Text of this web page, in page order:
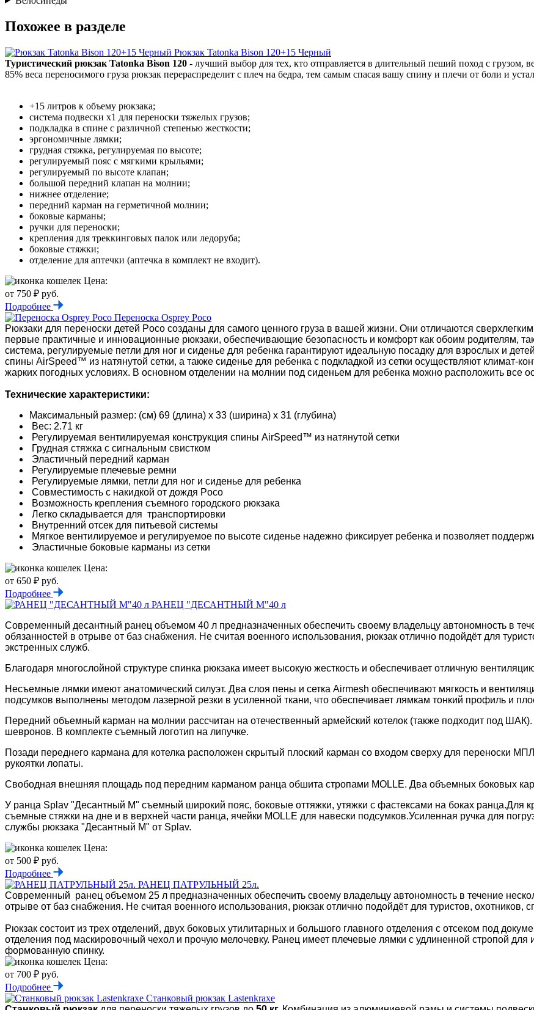
Похожее в разделе
Рюкзак Tatonka Bison 120+15 Черный
Туристический рюкзак Tatonka Bison 120 - лучший выбор для тех, кто отправляется в длительный пеший поход c грузом,
85% веса переносимого груза рюкзак перераспределит с плеч на бедра, тем самым спасая вашу спину и плечи от боли и
+15 литров к объему рюкзака;
система подвески х1 для переноски тяжелых грузов;
подкладка в спине с различной степенью жесткости;
эргономичные лямки;
грудная стяжка, регулируемая по высоте;
регулируемый пояс с мягкими крыльями;
регулируемый по высоте клапан;
большой передний клапан на молнии;
нижнее отделение;
передний карман на герметичной молнии;
боковые карманы;
ручки для переноски;
крепления для треккинговых палок или ледоруба;
боковые стяжки;
отделение для аптечки (аптечка в комплект не входит).
Цена:
от 750 ₽ руб.
Подробнее
Переноска Osprey Poco
Рюкзаки для переноски детей Poco созданы для самого ценного груза в вашей жизни. Они отличаются
первые практичные и инновационные рюкзаки, обеспечивающие безопасность и комфорт как обоим родителям,
система, регулируемые петли для ног и сиденье для ребенка гарантируют идеальную посадку для взрослых и
спины AirSpeed™ из натянутой сетки, а также сиденье для ребенка с подкладкой из сетки осуществляют климат-
жарких погодных условиях. В основном отделении на молнии под сиденьем для ребенка можно расположить все
Технические характеристики:
Максимальный размер: (см) 69 (длина) x 33 (ширина) x 31 (глубина)
Вес: 2.71 кг
Регулируемая вентилируемая конструкция спины AirSpeed™ из натянутой сетки
Грудная стяжка с сигнальным свистком
Эластичный передний карман
Регулируемые плечевые ремни
Регулируемые лямки, петли для ног и сиденье для ребенка
Совместимость с накидкой от дождя Poco
Возможность крепления съемного городского рюкзака
Легко складывается для транспортировки
Внутренний отсек для питьевой системы
Мягкое вентилируемое и регулируемое по высоте сиденье надежно фиксирует ребенка и позволяет
Эластичные боковые карманы из сетки
Цена:
от 650 ₽ руб.
Подробнее
РАНЕЦ "ДЕСАНТНЫЙ М"40 л
Современный десантный ранец объемом 40 л предназначенных обеспечить своему владельцу автономность в
обязанностей в отрыве от баз снабжения. Не считая военного использования, рюкзак отлично подойдёт для
экстренных служб.
Благодаря многослойной структуре спинка рюкзака имеет высокую жесткость и обеспечивает отличную
Несъемные лямки имеют анатомический силуэт. Два слоя пены и сетка Airmesh обеспечивают мягкость и
подсумков выполнены методом лазерной резки в усиленной ткани, что обеспечивает лямкам тонкий профиль и
Передний объемный карман на молнии рассчитан на отечественный армейский котелок (также подходит под
шевронов. В комплекте съемный логотип на липучке.
Позади переднего кармана для котелка расположен скрытый плоский карман со входом сверху для переноски
рукоятки лопаты.
Свободная внешняя площадь под передним карманом ранца обшита стропами MOLLE. Два объемных боковых
У ранца Splav "Десантный М" съемный широкий пояс, боковые оттяжки, утяжки с фастексами на боках ранца.Для
съемные стяжки на дне и в верхней части ранца, ячейки MOLLE для навески подсумков.Усиленная ручка для
службы рюкзака "Десантный М" от Splav.
Цена:
от 500 ₽ руб.
Подробнее
РАНЕЦ ПАТРУЛЬНЫЙ 25л.
Современный ранец объемом 25 л предназначенных обеспечить своему владельцу автономность в течение
отрыве от баз снабжения. Не считая военного использования, рюкзак отлично подойдёт для туристов, охотников,
Рюкзак состоит из трех отделений, двух боковых утилитарных и большого главного отделения с отсеком под
отделения под маскировочный чехол и прочую мелочевку. Ранец имеет плечевые лямки с удлиненной стропой
формованную спинку.
Цена:
от 700 ₽ руб.
Подробнее
Станковый рюкзак Lastenkraxe